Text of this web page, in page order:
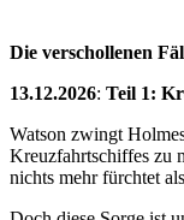
Die verschollenen
13.12.2026: Teil 1:
Watson zwingt
Kreuzfahrtschiffes zu
nichts mehr fürchtet